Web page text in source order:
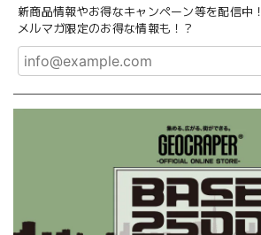
新商品情報やお得なキャンペーン等を配信中！
メルマガ限定のお得な情報も！？